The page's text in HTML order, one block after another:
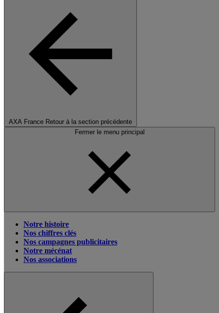
AXA France Retour à la section précédente
Fermer le menu principal
Notre histoire
Nos chiffres clés
Nos campagnes publicitaires
Notre mécénat
Nos associations